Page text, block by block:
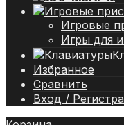
Игровые
Игры для
Избранное
Сравнить
Вход /